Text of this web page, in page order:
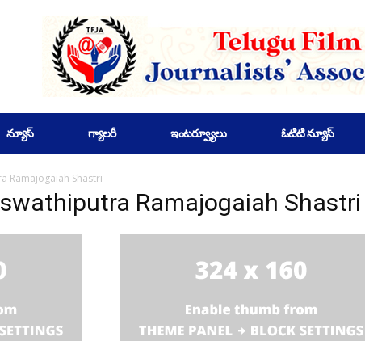
న్యూస్ గ్యాలరీ ఇంటర్వ్యూలు ఓటిటి న్యూస్
Ramajogaiah Shastri
Ramajogaiah Shastri